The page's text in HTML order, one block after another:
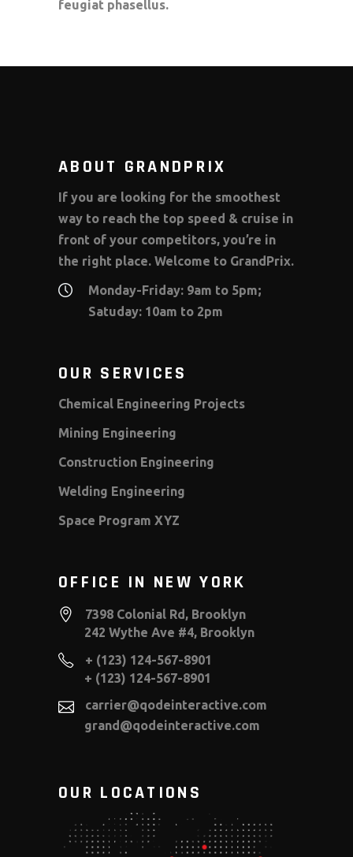
feugiat phasellus.
ABOUT GRANDPRIX
If you are looking for the smoothest
way to reach the top speed & cruise in
front of your competitors, you’re in
the right place. Welcome to GrandPrix.
Monday-Friday: 9am to 5pm;
Satuday: 10am to 2pm
OUR SERVICES
Chemical Engineering Projects
Mining Engineering
Construction Engineering
Welding Engineering
Space Program XYZ
OFFICE IN NEW YORK
7398 Colonial Rd, Brooklyn
242 Wythe Ave #4, Brooklyn
+ (123) 124-567-8901
+ (123) 124-567-8901
carrier@qodeinteractive.com
grand@qodeinteractive.com
OUR LOCATIONS